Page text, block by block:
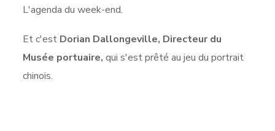
L'agenda du week-end.
Et c'est Dorian Dallongeville, Directeur du
Musée portuaire, qui s'est prêté au jeu du portrait
chinois.